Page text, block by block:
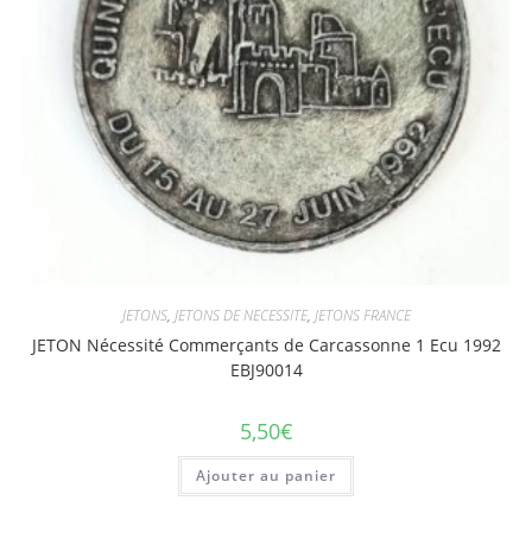
JETONS, JETONS DE NECESSITE, JETONS FRANCE
JETON Nécessité Commerçants de Carcassonne 1 Ecu 1992
EBJ90014
5,50€
Ajouter au panier